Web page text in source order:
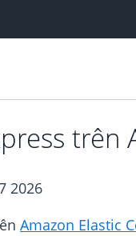
trên
2026
Amazon Elastic